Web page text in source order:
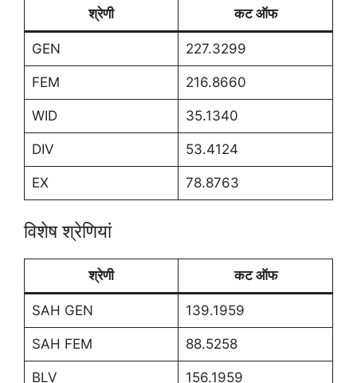
श्रेणी कट ऑफ
GEN 227.3299
FEM 216.8660
WID 35.1340
DIV 53.4124
EX 78.8763
विशेष श्रेणियां
श्रेणी कट ऑफ
SAH GEN 139.1959
SAH FEM 88.5258
BLV 156.1959